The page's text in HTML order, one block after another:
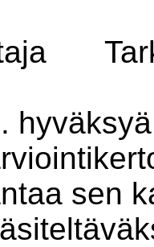
sen